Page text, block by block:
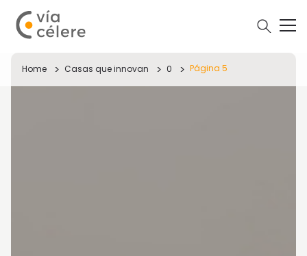
Home Casas que innovan 0 Página 5